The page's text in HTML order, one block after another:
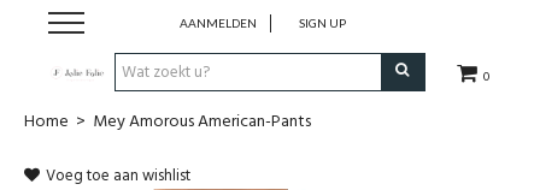
0
AANMELDEN SIGN UP
Home
Home > Mey Amorous American-Pants
Voeg toe aan wishlist